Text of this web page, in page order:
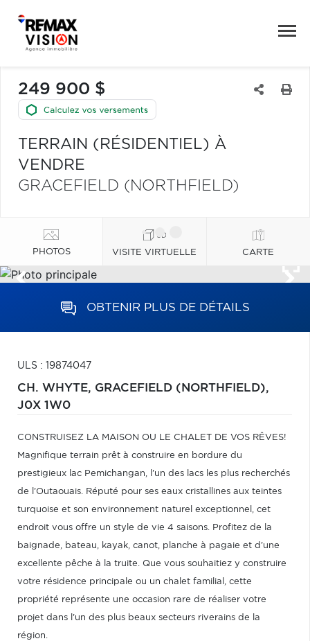
249 900 $
TERRAIN (RÉSIDENTIEL) À
VENDRE
GRACEFIELD (NORTHFIELD)
PHOTOS VISITE VIRTUELLE CARTE
OBTENIR PLUS DE DÉTAILS
ULS : 19874047
CH. WHYTE, GRACEFIELD (NORTHFIELD),
J0X 1W0
CONSTRUISEZ LA MAISON OU LE CHALET DE VOS RÊVES!
Magnifique terrain prêt à construire en bordure du
prestigieux lac Pemichangan, l'un des lacs les plus recherchés
de l'Outaouais. Réputé pour ses eaux cristallines aux teintes
turquoise et son environnement naturel exceptionnel, cet
endroit vous offre un style de vie 4 saisons. Profitez de la
baignade, bateau, kayak, canot, planche à pagaie et d'une
excellente pêche à la truite. Que vous souhaitiez y construire
votre résidence principale ou un chalet familial, cette
propriété représente une occasion rare de réaliser votre
projet dans l'un des plus beaux secteurs riverains de la
région.